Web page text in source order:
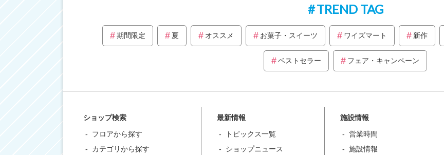
TREND TAG
期間限定 夏 オススメ お菓子・スイーツ ワイズマート 新作
ベストセラー フェア・キャンペーン
ショップ検索
フロアから探す
カテゴリから探す
最新情報
トピックス一覧
ショップニュース
施設情報
営業時間
施設情報